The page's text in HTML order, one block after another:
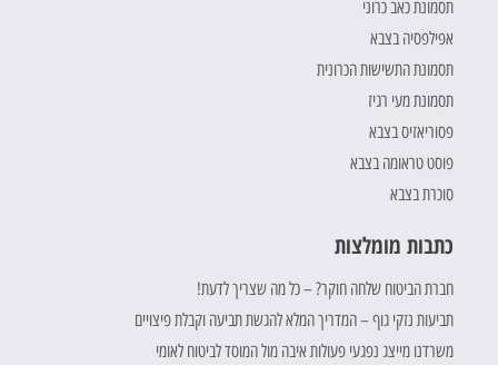
תסמונת כאב כרוני
אפילפסיה בצבא
תסמונת התשישות הכרונית
תסמונת מעי רגיז
פסוריאזיס בצבא
פוסט טראומה בצבא
סוכרת בצבא
כתבות מומלצות
חברת הביטוח שלחה חוקר? – כל מה שצריך לדעת!
תביעות נזקי גוף – המדריך המלא להגשת תביעה וקבלת פיצויים
משרדנו מייצג נפגעי פעולות איבה מול המוסד לביטוח לאומי